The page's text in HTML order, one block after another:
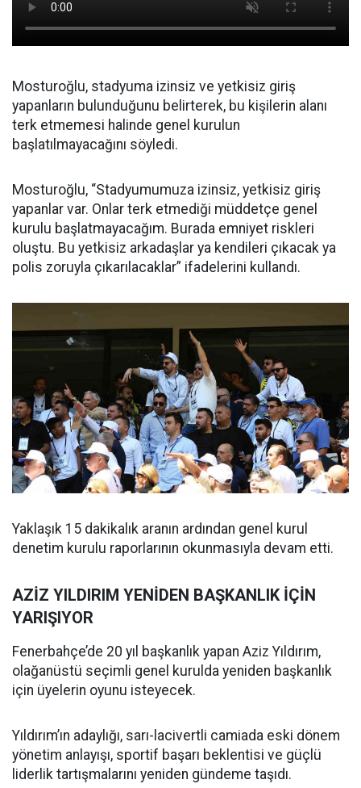
Mosturoğlu, stadyuma izinsiz ve yetkisiz giriş
yapanların bulunduğunu belirterek, bu kişilerin alanı
terk etmemesi halinde genel kurulun
başlatılmayacağını söyledi.
Mosturoğlu, “Stadyumumuza izinsiz, yetkisiz giriş
yapanlar var. Onlar terk etmediği müddetçe genel
kurulu başlatmayacağım. Burada emniyet riskleri
oluştu. Bu yetkisiz arkadaşlar ya kendileri çıkacak ya
polis zoruyla çıkarılacaklar” ifadelerini kullandı.
Yaklaşık 15 dakikalık aranın ardından genel kurul
denetim kurulu raporlarının okunmasıyla devam etti.
AZİZ YILDIRIM YENİDEN BAŞKANLIK İÇİN
YARIŞIYOR
Fenerbahçe’de 20 yıl başkanlık yapan Aziz Yıldırım,
olağanüstü seçimli genel kurulda yeniden başkanlık
için üyelerin oyunu isteyecek.
Yıldırım’ın adaylığı, sarı-lacivertli camiada eski dönem
yönetim anlayışı, sportif başarı beklentisi ve güçlü
liderlik tartışmalarını yeniden gündeme taşıdı.